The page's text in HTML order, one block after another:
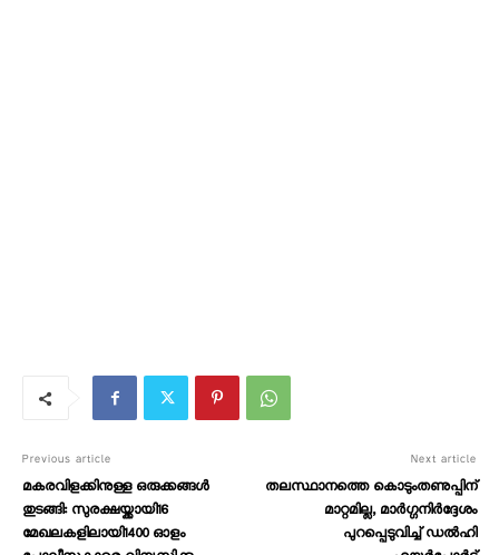
Previous article
മകരവിളക്കിനുള്ള ഒരുക്കങ്ങൾ
തുടങ്ങി: സുരക്ഷയ്ക്കായി16
മേഖലകളിലായി1400 ഓളം
Next article
തലസ്ഥാനത്തെ കൊടുംതണുപ്പിന്‌
മാറ്റമില്ല, മാർഗ്ഗനിർദ്ദേശം
പുറപ്പെടുവിച്ച് ഡൽഹി